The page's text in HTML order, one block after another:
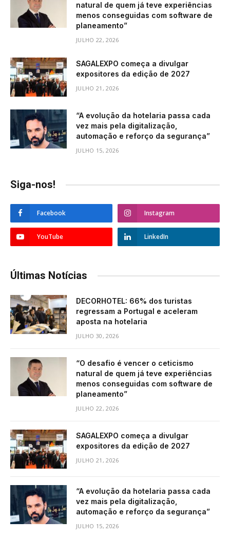
natural de quem já teve experiências
menos conseguidas com software de
planeamento”
JULHO 22, 2026
SAGALEXPO começa a divulgar
expositores da edição de 2027
JULHO 21, 2026
“A evolução da hotelaria passa cada
vez mais pela digitalização,
automação e reforço da segurança”
JULHO 15, 2026
Siga-nos!
Facebook Instagram
YouTube LinkedIn
Últimas Notícias
DECORHOTEL: 66% dos turistas
regressam a Portugal e aceleram
aposta na hotelaria
JULHO 30, 2026
“O desafio é vencer o ceticismo
natural de quem já teve experiências
menos conseguidas com software de
planeamento”
JULHO 22, 2026
SAGALEXPO começa a divulgar
expositores da edição de 2027
JULHO 21, 2026
“A evolução da hotelaria passa cada
vez mais pela digitalização,
automação e reforço da segurança”
JULHO 15, 2026